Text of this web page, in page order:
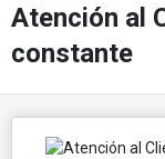
Atención al
constante